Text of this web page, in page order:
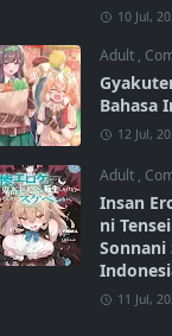
10 Jul,
Adult ,
Bahasa
12 Jul,
Adult ,
Insan
ni
Sonnani
11 Jul,